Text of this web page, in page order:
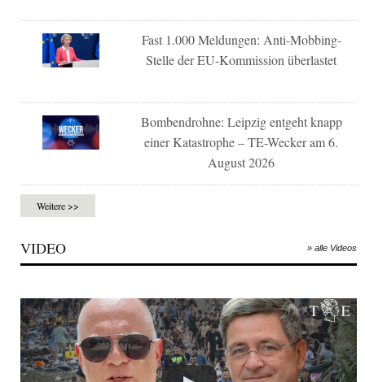
Fast 1.000 Meldungen: Anti-Mobbing-
Stelle der EU-Kommission überlastet
Bombendrohne: Leipzig entgeht knapp
einer Katastrophe – TE-Wecker am 6.
August 2026
Weitere >>
VIDEO » alle Videos